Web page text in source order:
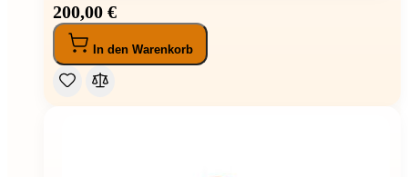
200,00 €
In den Warenkorb